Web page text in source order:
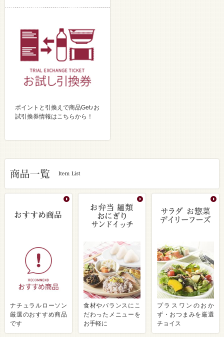
ポイントと引換えで商品Get♪お
試引換券情報はこちらから！
ナチュラルローソン
厳選のおすすめ商品
です
食材やバランスにこ
だわったメニューを
お手軽に
プラスワンのおか
ず・おつまみを厳選
チョイス